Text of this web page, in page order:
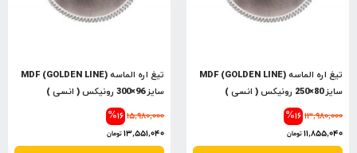
تیغ اره الماسه (MDF (GOLDEN LINE
سایز 80×250 رونیکس ( انسی )
%16 13,980,000
11,855,040تومان
تیغ اره الماسه (MDF (GOLDEN LINE
سایز 96×300 رونیکس ( انسی )
%16 15,980,000
13,551,040تومان